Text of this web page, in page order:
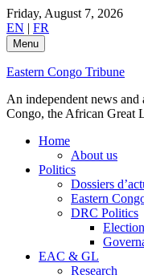
Skip
to
content
Friday, August 7, 2026
EN | FR
Menu
Eastern Congo Tribune
An independent news
Congo, the African Great
Home
About us
Politics
Dossiers
Eastern
DRC Politics
EAC & GL
Research